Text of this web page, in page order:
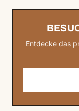
Entdecke das